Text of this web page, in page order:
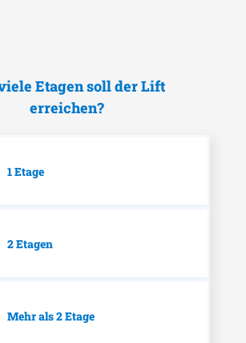
Etagen soll der Lift
erreichen?
1 Etage
2 Etagen
Mehr als 2 Etage